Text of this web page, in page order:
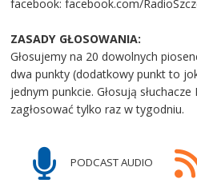
facebook: facebook.com/
ZASADY GŁOSOWANIA:
Głosujemy na 20 dowolnych
dwa punkty (dodatkowy punkt to
jednym punkcie. Głosują
zagłosować tylko raz w tygodniu.
PODCAST AUDIO